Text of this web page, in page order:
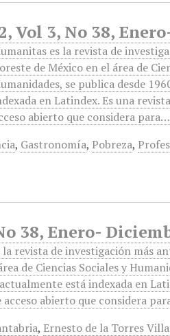
Vol 3, No 38,
es la revista de
de México en el área de
se publica desde
en Latindex. Es una
abierto que considera para…
, Gastronomía, Pobreza,
38, Enero-
la revista de investigación más
de Ciencias Sociales y
está indexada en
acceso abierto que considera
, Ernesto de la Torres